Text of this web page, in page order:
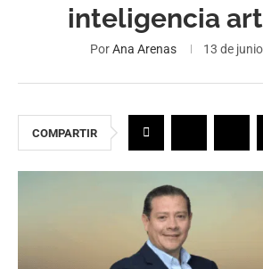
inteligencia
PorAna Arenas 13 de
COMPARTIR